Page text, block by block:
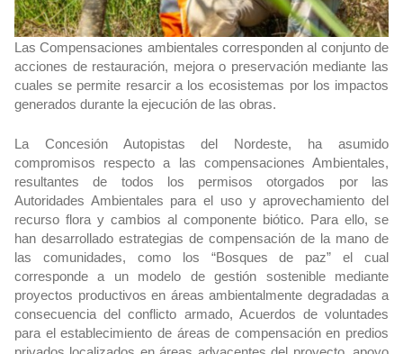
Las Compensaciones ambientales corresponden al conjunto de
acciones de restauración, mejora o preservación mediante las
cuales se permite resarcir a los ecosistemas por los impactos
generados durante la ejecución de las obras.
La Concesión Autopistas del Nordeste, ha asumido
compromisos respecto a las compensaciones Ambientales,
resultantes de todos los permisos otorgados por las
Autoridades Ambientales para el uso y aprovechamiento del
recurso flora y cambios al componente biótico. Para ello, se
han desarrollado estrategias de compensación de la mano de
las comunidades, como los “Bosques de paz” el cual
corresponde a un modelo de gestión sostenible mediante
proyectos productivos en áreas ambientalmente degradadas a
consecuencia del conflicto armado, Acuerdos de voluntades
para el establecimiento de áreas de compensación en predios